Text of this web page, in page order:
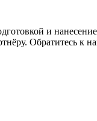
и
Обратитесь к